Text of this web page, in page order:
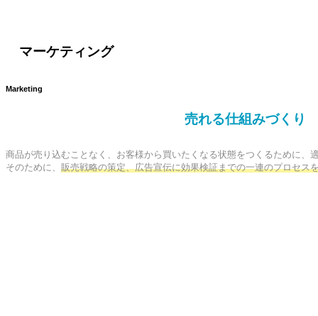
マーケティング
Marketing
売れる仕組みづくり
商品が売り込むことなく、お客様から買いたくなる状態をつくるために
そのために、 販売戦略の策定、広告宣伝に効果検証までの一連のプロセス